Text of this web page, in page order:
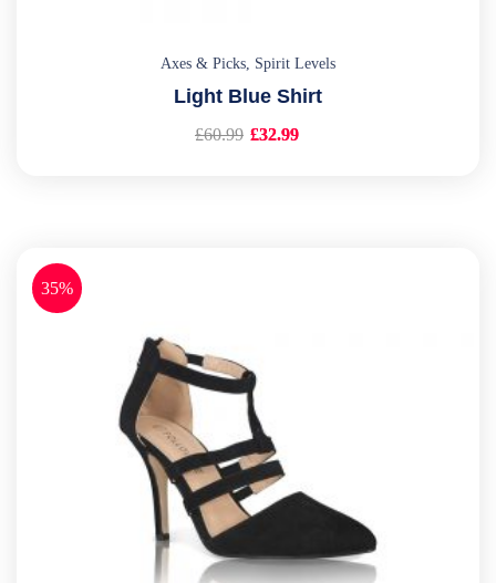
Axes & Picks, Spirit Levels
Light Blue Shirt
£60.99 £32.99
35%